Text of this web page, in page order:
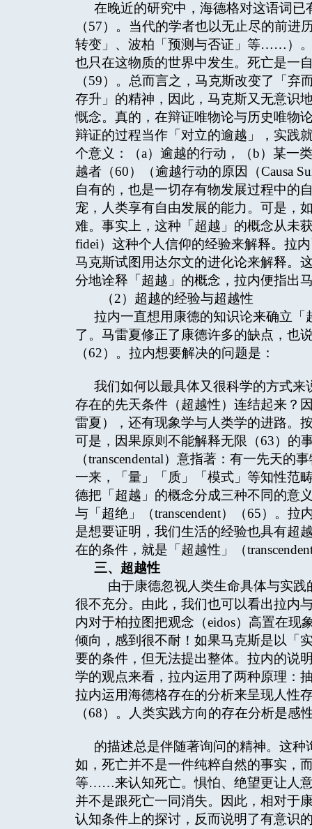
在晚近的研究中，海德格对这语词已
（57）。当代的学者也以无止尽的前进
转变」、波柏「预测与否证」等……）
也只在这物质的世界中发生。死亡是一
（59）。总而言之，马克斯改变了「
存升」的精神，因此，马克斯又无意识
慨念。真的，在辩证唯物论与历史唯物
辩证的过程当作「对立的逾越」，实践
个意义：（a）逾越的行动，（b）某一
越者（60）（逾越行动的原因（Causa
自有的，也是一切存有物发展过程中的
宠，人类享有自由发展的能力。可是，
难。事实上，这种「超越」的概念从未
fidei）这种个人信仰的经验来解释。拉
马克斯试图用达尔文的进化论来解释。
分地诠释「超越」的概念，拉内便指出
（2）超越的经验与超越性
拉内一直想用康德的知识论来确立
了。马雷夏修正了康德许多的缺点，也
（62）。拉内想要解决的问题是：
我们如何以最具体又很科学的方式
存在的先天条件（超越性）连结起来？
雷夏），还有现象学与人类学的进路。
可是，因果原则不能解释无限（63）的
（transcendental）意指著：有一先天
一来，「量」「质」「模式」等知性范
德把「超越」的概念分成三种不同的意
与「超绝」（transcendent）（65）。
是想要证明，我们生活的经验也具有超
在的条件，就是「超越性」（
三、超越性
由于康德忽视人类生命具体与实践
很不充分。由此，我们也可以看出拉内
内对于柏拉图把观念（eidos）高置在
倾向，感到很不耐！如果马克斯是以「
要的条件，但无法提出整体。拉内的说
学的观点来看，拉内运用了两种原理：
拉内运用海德格存在的分析来呈现人
（68）。人类实践方向的存在分析是
的描述总是伴随著询问的精神。这
如，死亡并不是一件纯粹自然的事实，
等……来认知死亡。惧怕、绝望更让人
并不是跟死亡一同消失。因此，相对于
认知条件上的探讨，反而说明了有意识